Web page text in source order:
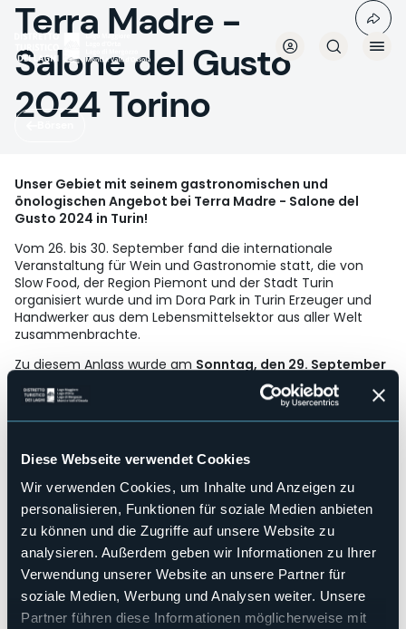
Diese Webseite verwendet Cookies
Wir verwenden Cookies, um Inhalte und Anzeigen zu
personalisieren, Funktionen für soziale Medien anbieten
zu können und die Zugriffe auf unsere Website zu
analysieren. Außerdem geben wir Informationen zu Ihrer
Verwendung unserer Website an unsere Partner für
soziale Medien, Werbung und Analysen weiter. Unsere
Partner führen diese Informationen möglicherweise mit
Direkt
Terra Madre -
Salone del Gusto
2024 Torino
Unser Gebiet mit seinem gastronomischen und
önologischen Angebot bei Terra Madre - Salone del
Gusto 2024 in Turin!
Vom 26. bis 30. September fand die internationale
Veranstaltung für Wein und Gastronomie statt, die von
Slow Food, der Region Piemont und der Stadt Turin
organisiert wurde und im Dora Park in Turin Erzeuger und
Handwerker aus dem Lebensmittelsektor aus aller Welt
zusammenbrachte.
Zu diesem Anlass wurde am Sonntag, den 29. September
das Gebiet des Tourismusbezirks der Seen mit seinen
gastronomischen und önologischen Vorzügen zum
Protagonisten von Terra Madre - Salone del Gusto 2024.
Mitarbeitern am Stand der Region Piemont verteilt.
Schlüsselmoment,um 13.00 Uhr, die Verkostung mit dem
Titel "Entdecken Sie die Geschmäcker von Ossola mit
Balabiott Braumeister zwischen seinen Tälern"von
Matteo Vinci Produzent der Brauerei Balabiott - Birra
Artigianale Ossolana, mit Andrea Camaschella,
Verkostungslehrerin am ITS Agro-Lebensmittelindustrie für
das Piemont, Direktor des internationalen Wettbewerbs IGA
Beer Challenge, Mitverfasser des Atlas der italienischen
Brauereien und Richter bei internationalen Wettbewerben.
Die Verkostung war ein großer Erfolg mit einer breiten